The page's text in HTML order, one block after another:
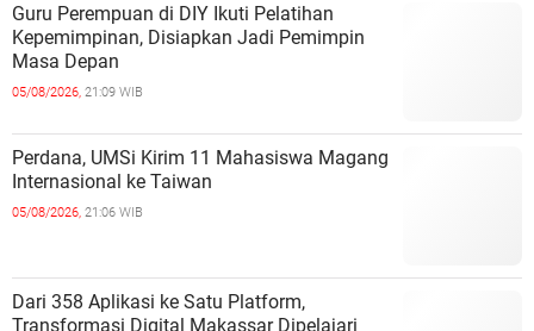
Guru Perempuan di DIY Ikuti Pelatihan
Kepemimpinan, Disiapkan Jadi Pemimpin
Masa Depan
05/08/2026, 21:09 WIB
Perdana, UMSi Kirim 11 Mahasiswa Magang
Internasional ke Taiwan
05/08/2026, 21:06 WIB
Dari 358 Aplikasi ke Satu Platform,
Transformasi Digital Makassar Dipelajari